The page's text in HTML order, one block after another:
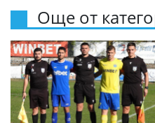
Още от